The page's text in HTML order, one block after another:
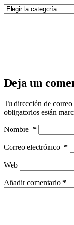
Categorías
Deja un
Tu dirección de
obligatorios están
Nombre *
Correo electrónico *
Web
Añadir comentario *